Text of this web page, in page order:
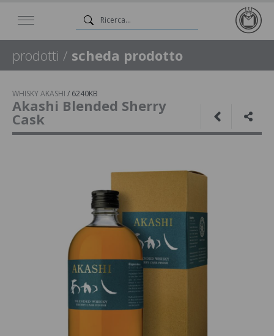
prodotti / scheda prodotto
WHISKY AKASHI / 6240KB
Akashi Blended Sherry
Cask